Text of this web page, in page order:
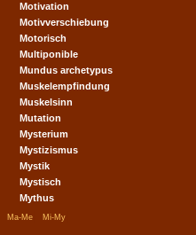
Motivation
Motivverschiebung
Motorisch
Multiponible
Mundus archetypus
Muskelempfindung
Muskelsinn
Mutation
Mysterium
Mystizismus
Mystik
Mystisch
Mythus
Ma-Me Mi-My